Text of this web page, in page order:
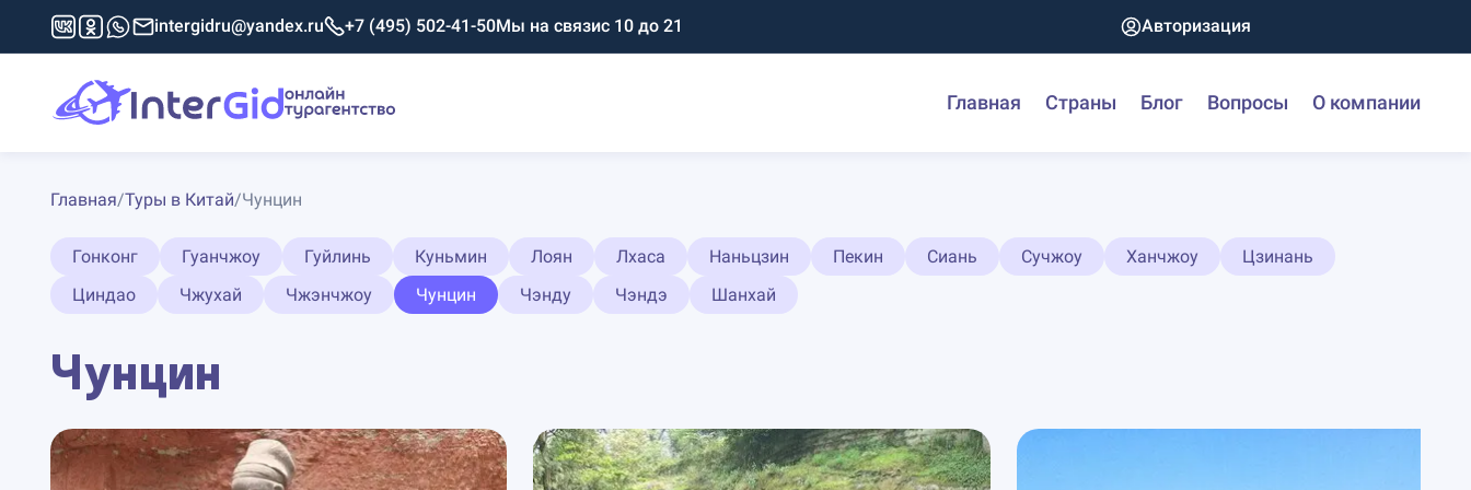
intergidru@yandex.ru +7 (495) 502-41-50Мы на связис 10 до 21 Авторизация
Главная Страны Блог Вопросы О компании
Главная/Туры в Китай/Чунцин
Гонконг Гуанчжоу Гуйлинь Куньмин Лоян Лхаса Наньцзин Пекин Сиань Сучжоу Ханчжоу
Цзинань
Циндао
Чжухай Чжэнчжоу Чунцин Чэнду Чэндэ Шанхай
Чунцин